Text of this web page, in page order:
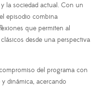
la sociedad actual. Con un
episodio combina
que permiten al
desde una perspectiva
del programa con
dinámica, acercando